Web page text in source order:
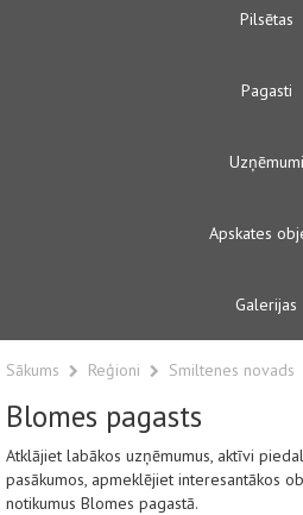
Pilsētas
Pagasti
Uzņēmumi
Apskates
Galerijas
Sākums Reģioni Smiltenes novads
Blomes pagasts
Atklājiet labākos uzņēmumus, aktīvi
pasākumos, apmeklējiet interesantākos
notikumus Blomes pagastā.